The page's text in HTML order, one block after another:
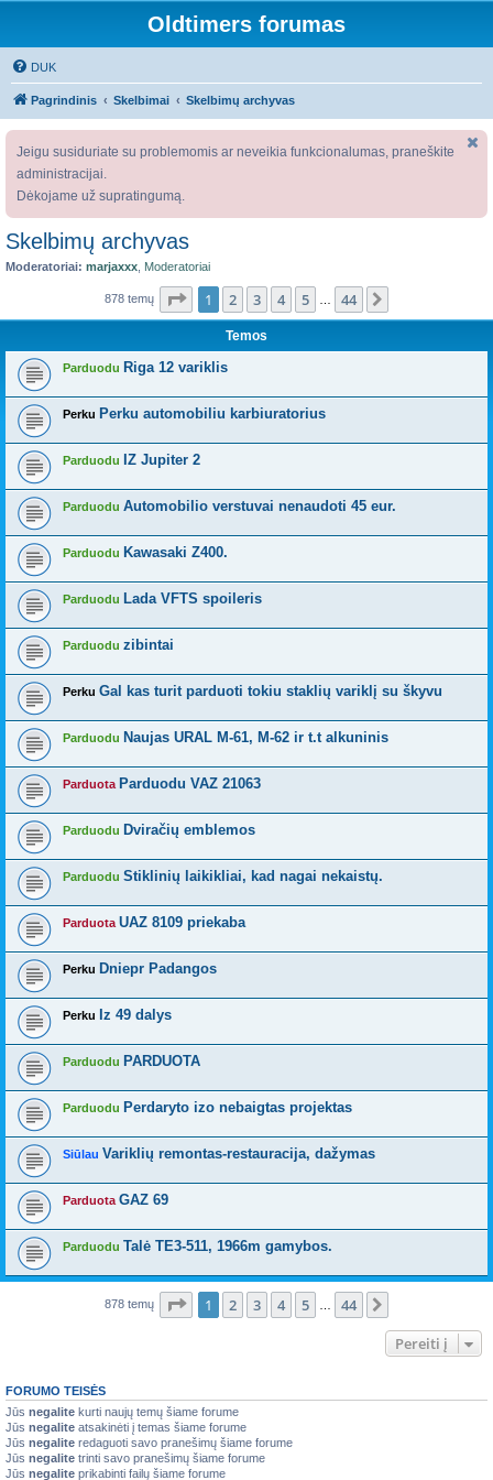
Oldtimers forumas
DUK
Pagrindinis Skelbimai Skelbimų archyvas
Jeigu susiduriate su problemomis ar neveikia funkcionalumas, praneškite
administracijai.
Dėkojame už supratingumą.
Skelbimų archyvas
Moderatoriai: marjaxxx Moderatoriai
878 temų Puslapis 1iš 44
1 2 3 4 5 44
Temos
Parduodu Riga 12 variklis
Perku Perku automobiliu karbiuratorius
Parduodu IZ Jupiter 2
Parduodu Automobilio verstuvai nenaudoti 45 eur.
Parduodu Kawasaki Z400.
Parduodu Lada VFTS spoileris
Parduodu zibintai
Perku Gal kas turit parduoti tokiu staklių variklį su škyvu
Parduodu Naujas URAL M-61, M-62 ir t.t alkuninis
Parduota Parduodu VAZ 21063
Parduodu Dviračių emblemos
Parduodu Stiklinių laikikliai, kad nagai nekaistų.
Parduota UAZ 8109 priekaba
Perku Dniepr Padangos
Perku Iz 49 dalys
Parduodu PARDUOTA
Parduodu Perdaryto izo nebaigtas projektas
Siūlau Variklių remontas-restauracija, dažymas
Parduota GAZ 69
Parduodu Talė TE3-511, 1966m gamybos.
878 temų Puslapis 1iš 44
1 2 3 4 5 44
Pereiti į
FORUMO TEISĖS
Jūs negalite kurti naujų temų šiame forume
Jūs negalite atsakinėti į temas šiame forume
Jūs negalite redaguoti savo pranešimų šiame forume
Jūs negalite trinti savo pranešimų šiame forume
Jūs negalite prikabinti failų šiame forume